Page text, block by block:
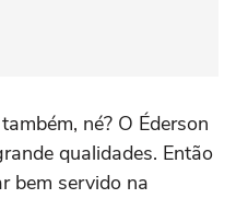
né? O Éderson
qualidades. Então
bem servido na